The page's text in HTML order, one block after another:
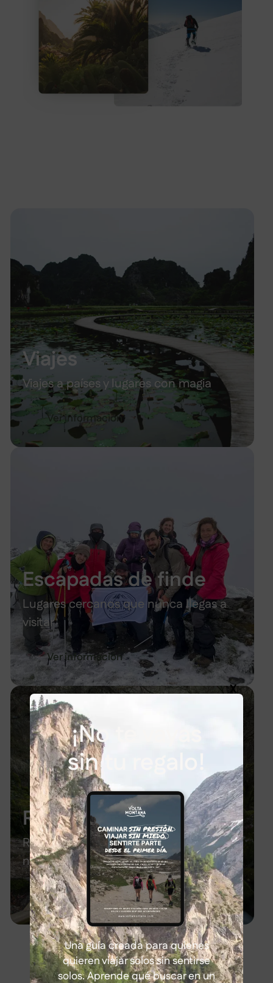
Viajes
Viajes a países y lugares con magia
Ver información
Escapadas de finde
Lugares cercanos que nunca llegas a
visitar
Ver información
Rutas en Galicia
Rutas y actividades de cultura local y
naturaleza
Ver información
¡No te vayas
sin tu regalo!
Una guía creada para quienes
quieren viajar solos sin sentirse
solos. Aprende qué buscar en un
X